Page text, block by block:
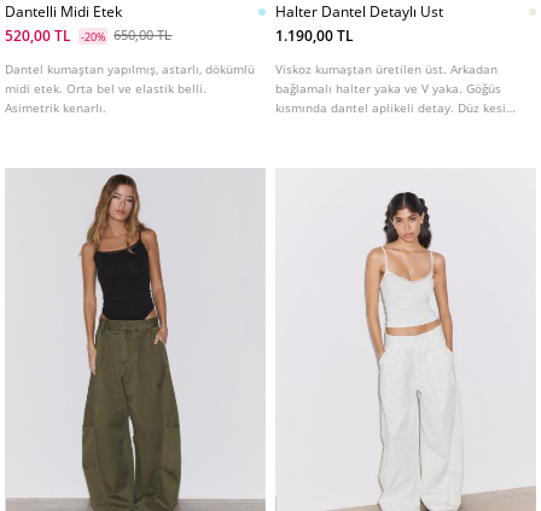
Dantelli Midi Etek
520,00 TL
-20% 650,00 TL
Dantel kumaştan yapılmış, astarlı, dökümlü
midi etek. Orta bel ve elastik belli.
Asimetrik kenarlı.
Halter Dantel Detaylı Ust
1.190,00 TL
Viskoz kumaştan üretilen üst. Arkadan
bağlamalı halter yaka ve V yaka. Göğüs
kısmında dantel aplikeli detay. Düz kesim